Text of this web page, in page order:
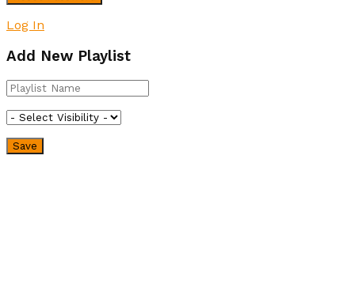
Log In
Add New Playlist